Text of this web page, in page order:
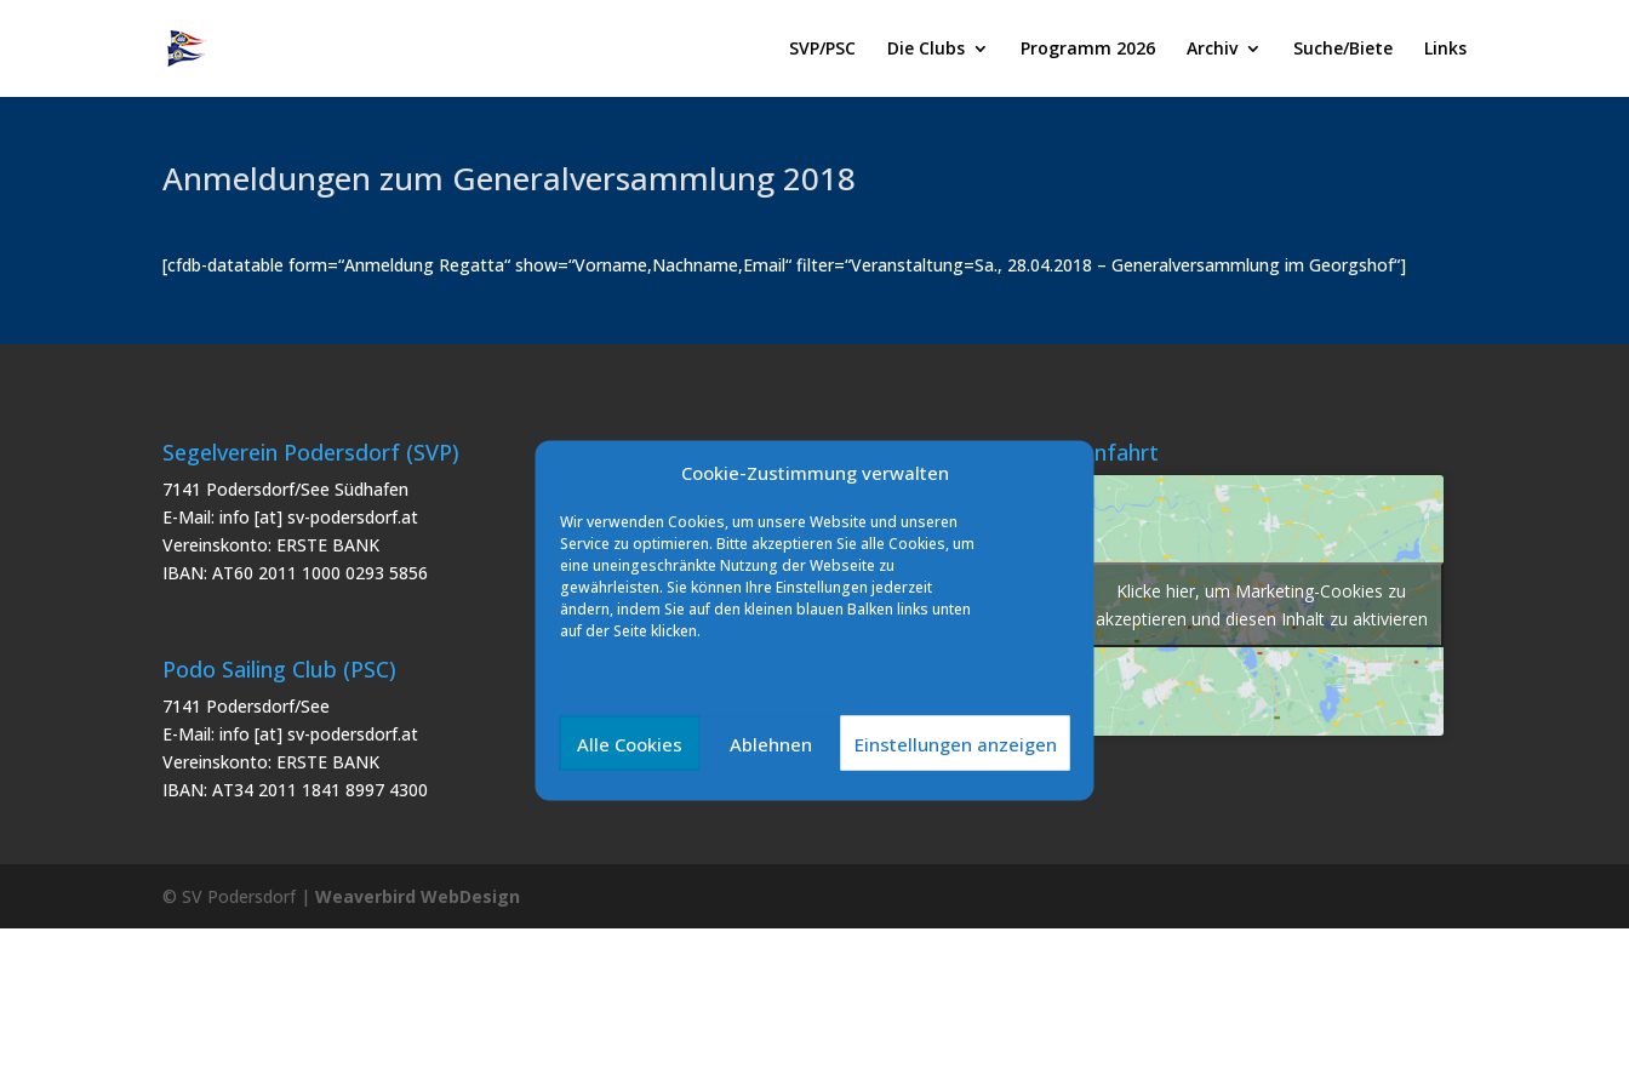
Cookie-Zustimmung verwalten
Wir verwenden Cookies, um unsere Website und unseren
Service zu optimieren. Bitte akzeptieren Sie alle Cookies, um
eine uneingeschränkte Nutzung der Webseite zu
gewährleisten. Sie können Ihre Einstellungen jederzeit
ändern, indem Sie auf den kleinen blauen Balken links unten
auf der Seite klicken.
Alle Cookies Ablehnen Einstellungen anzeigen
SVP/PSC Die Clubs Programm 2026 Archiv Suche/Biete Links
Anmeldungen zum Generalversammlung 2018
[cfdb-datatable form=“Anmeldung Regatta“ show=“Vorname,Nachname,Email“ filter=“Veranstaltung=Sa., 28.04.2018 – Generalversammlung im Georgshof“]
Segelverein Podersdorf (SVP)
7141 Podersdorf/See Südhafen
E-Mail: info [at] sv-podersdorf.at
Vereinskonto: ERSTE BANK
IBAN: AT60 2011 1000 0293 5856
Podo Sailing Club (PSC)
7141 Podersdorf/See
E-Mail: info [at] sv-podersdorf.at
Vereinskonto: ERSTE BANK
IBAN: AT34 2011 1841 8997 4300
Impressum
Cookie-Richtlinie (EU)
Anfahrt
Klicke hier, um Marketing-Cookies zu
akzeptieren und diesen Inhalt zu aktivieren
© SV Podersdorf |Weaverbird WebDesign